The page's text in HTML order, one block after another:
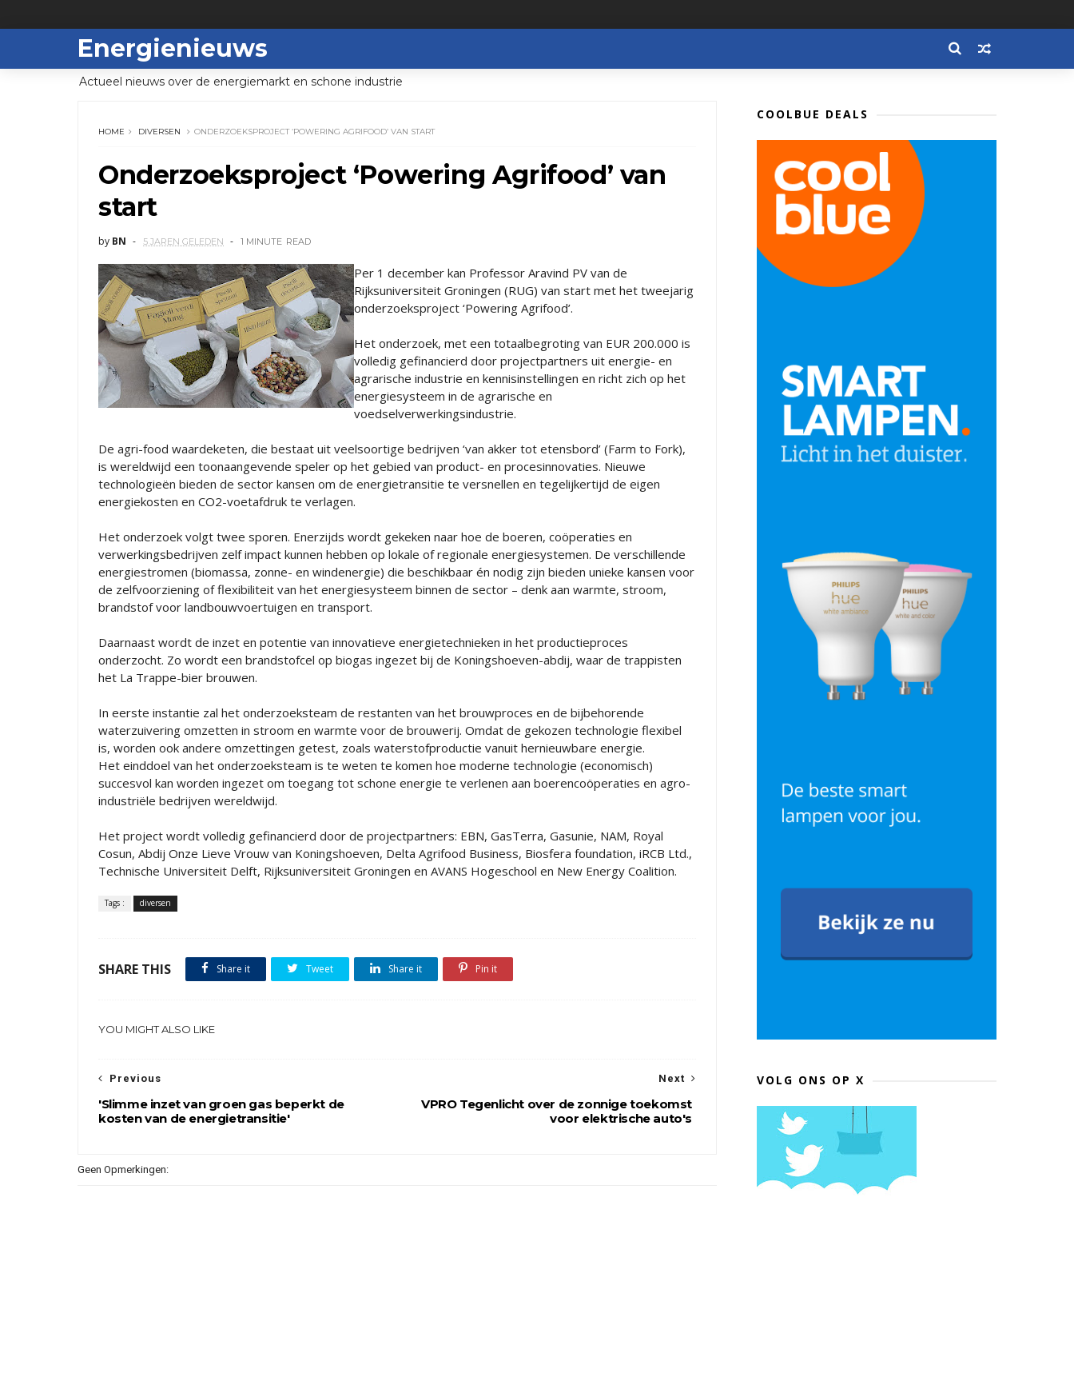
Energienieuws
Actueel nieuws over de energiemarkt en schone industrie
HOME DIVERSEN ONDERZOEKSPROJECT ‘POWERING AGRIFOOD’ VAN START
Onderzoeksproject ‘Powering Agrifood’ van
start
by BN 5 JAREN GELEDEN 1 MINUTE READ
Per 1 december kan Professor Aravind PV van de
Rijksuniversiteit Groningen (RUG) van start met het tweejarig
onderzoeksproject ‘Powering Agrifood’.
Het onderzoek, met een totaalbegroting van EUR 200.000 is
volledig gefinancierd door projectpartners uit energie- en
agrarische industrie en kennisinstellingen en richt zich op het
energiesysteem in de agrarische en
voedselverwerkingsindustrie.
De agri-food waardeketen, die bestaat uit veelsoortige bedrijven ‘van akker tot etensbord’ (Farm to Fork),
is wereldwijd een toonaangevende speler op het gebied van product- en procesinnovaties. Nieuwe
technologieën bieden de sector kansen om de energietransitie te versnellen en tegelijkertijd de eigen
energiekosten en CO2-voetafdruk te verlagen.
Het onderzoek volgt twee sporen. Enerzijds wordt gekeken naar hoe de boeren, coöperaties en
verwerkingsbedrijven zelf impact kunnen hebben op lokale of regionale energiesystemen. De verschillende
energiestromen (biomassa, zonne- en windenergie) die beschikbaar én nodig zijn bieden unieke kansen voor
de zelfvoorziening of flexibiliteit van het energiesysteem binnen de sector – denk aan warmte, stroom,
brandstof voor landbouwvoertuigen en transport.
Daarnaast wordt de inzet en potentie van innovatieve energietechnieken in het productieproces
onderzocht. Zo wordt een brandstofcel op biogas ingezet bij de Koningshoeven-abdij, waar de trappisten
het La Trappe-bier brouwen.
In eerste instantie zal het onderzoeksteam de restanten van het brouwproces en de bijbehorende
waterzuivering omzetten in stroom en warmte voor de brouwerij. Omdat de gekozen technologie flexibel
is, worden ook andere omzettingen getest, zoals waterstofproductie vanuit hernieuwbare energie.
Het einddoel van het onderzoeksteam is te weten te komen hoe moderne technologie (economisch)
succesvol kan worden ingezet om toegang tot schone energie te verlenen aan boerencoöperaties en agro-
industriële bedrijven wereldwijd.
Het project wordt volledig gefinancierd door de projectpartners: EBN, GasTerra, Gasunie, NAM, Royal
Cosun, Abdij Onze Lieve Vrouw van Koningshoeven, Delta Agrifood Business, Biosfera foundation, iRCB Ltd.,
Technische Universiteit Delft, Rijksuniversiteit Groningen en AVANS Hogeschool en New Energy Coalition.
Tags : diversen
SHARE THIS Share it Tweet Share it Pin it
YOU MIGHT ALSO LIKE
Next
VPRO Tegenlicht over de zonnige toekomst
voor elektrische auto's
Previous
'Slimme inzet van groen gas beperkt de
kosten van de energietransitie'
Geen Opmerkingen:
COOLBUE DEALS
VOLG ONS OP X